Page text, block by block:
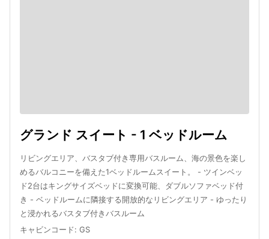
グランド スイート - 1 ベッドルーム
リビングエリア、バスタブ付き専用バスルーム、海の景色を楽し
めるバルコニーを備えた1ベッドルームスイート。 - ツインベッ
ド2台はキングサイズベッドに変換可能、ダブルソファベッド付
き - ベッドルームに隣接する開放的なリビングエリア - ゆったり
と浸かれるバスタブ付きバスルーム
キャビンコード: GS